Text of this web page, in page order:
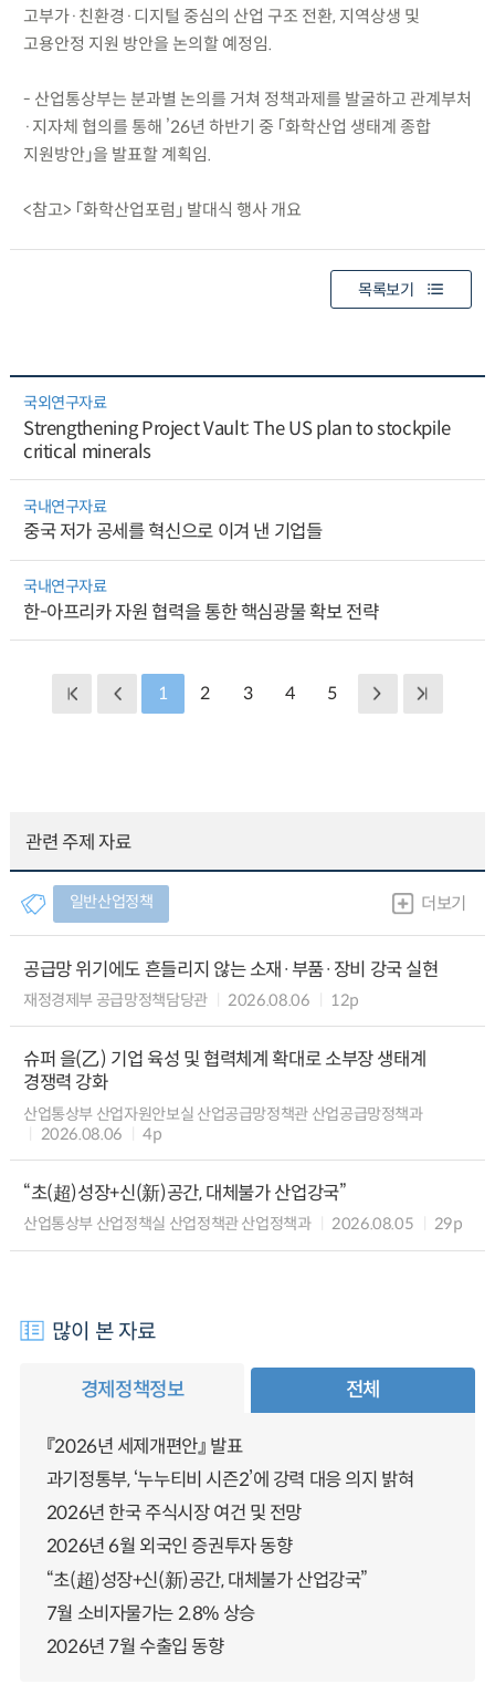
고부가·친환경·디지털 중심의 산업 구조 전환, 지역상생 및
고용안정 지원 방안을 논의할 예정임.
- 산업통상부는 분과별 논의를 거쳐 정책과제를 발굴하고 관계부처
·지자체 협의를 통해 ’26년 하반기 중 「화학산업 생태계 종합
지원방안」을 발표할 계획임.
<참고> 「화학산업포럼」 발대식 행사 개요
목록보기
국외연구자료
Strengthening Project Vault: The US plan to stockpile
critical minerals
국내연구자료
중국 저가 공세를 혁신으로 이겨 낸 기업들
국내연구자료
한-아프리카 자원 협력을 통한 핵심광물 확보 전략
1 2 3 4 5
관련 주제 자료
일반산업정책 더보기
공급망 위기에도 흔들리지 않는 소재·부품·장비 강국 실현
재정경제부 공급망정책담당관 2026.08.06 12p
슈퍼 을(乙) 기업 육성 및 협력체계 확대로 소부장 생태계
경쟁력 강화
산업통상부 산업자원안보실 산업공급망정책관 산업공급망정책과
2026.08.06
4p
“초(超)성장+신(新)공간, 대체불가 산업강국”
산업통상부 산업정책실 산업정책관 산업정책과 2026.08.05 29p
많이 본 자료
경제정책정보 전체
『2026년 세제개편안』 발표
과기정통부, ‘누누티비 시즌2’에 강력 대응 의지 밝혀
2026년 한국 주식시장 여건 및 전망
2026년 6월 외국인 증권투자 동향
“초(超)성장+신(新)공간, 대체불가 산업강국”
7월 소비자물가는 2.8% 상승
2026년 7월 수출입 동향